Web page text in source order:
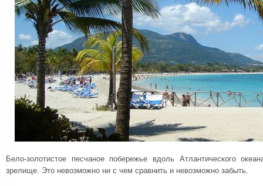
Бело-золотистое песчаное побережье вдоль Атлантического
зрелище. Это невозможно ни с чем сравнить и невозможно забыть.